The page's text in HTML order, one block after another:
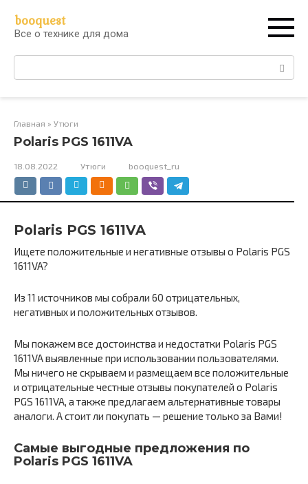
контенту
booquest
Все о технике для дома
Поиск:
Главная » Утюги
Polaris PGS 1611VA
18.08.2022 Утюги booquest_ru
Polaris PGS 1611VA
Ищете положительные и негативные отзывы о Polaris PGS
1611VA?
Из 11 источников мы собрали 60 отрицательных,
негативных и положительных отзывов.
Мы покажем все достоинства и недостатки Polaris PGS
1611VA выявленные при использовании пользователями.
Мы ничего не скрываем и размещаем все положительные
и отрицательные честные отзывы покупателей о Polaris
PGS 1611VA, а также предлагаем альтернативные товары
аналоги. А стоит ли покупать — решение только за Вами!
Самые выгодные предложения по
Polaris PGS 1611VA